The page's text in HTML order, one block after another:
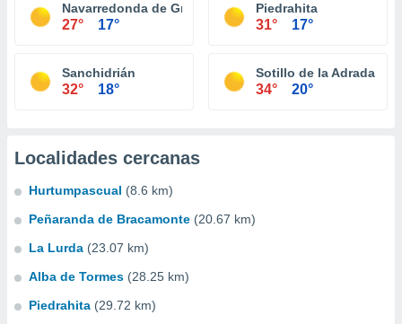
Navarredonda de Gredos
27° 17°
Piedrahita
31° 17°
Sanchidrián
32° 18°
Sotillo de la Adrada
34° 20°
Localidades cercanas
Hurtumpascual (8.6 km)
Peñaranda de Bracamonte (20.67 km)
La Lurda (23.07 km)
Alba de Tormes (28.25 km)
Piedrahita (29.72 km)